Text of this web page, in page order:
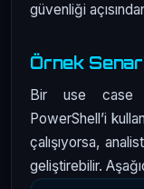
güvenliği
Örnek
Bir use case
PowerShell’i
çalışıyorsa,
geliştirebilir.